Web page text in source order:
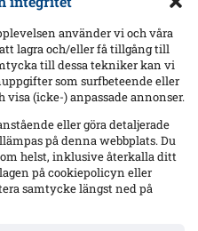
använder vi och våra
lagra och/eller få tillgång till
till dessa tekniker kan vi
som surfbeteende eller
(icke-) anpassade annonser.
eller göra detaljerade
på denna webbplats. Du
helst, inklusive återkalla ditt
på cookiepolicyn eller
samtycke längst ned på
kvalet
ut Leon Hien till Tromsö IL – sex